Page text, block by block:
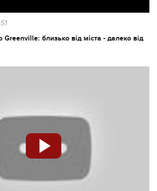
Greenville: близько від міста - далеко від